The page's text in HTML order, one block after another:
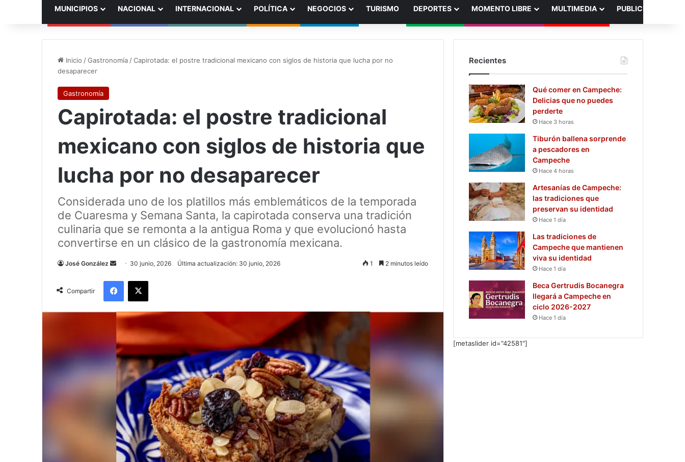
MUNICIPIOS NACIONAL INTERNACIONAL POLÍTICA NEGOCIOS TURISMO DEPORTES MOMENTO LIBRE MULTIMEDIA PUBLICIDAD
Inicio / Gastronomía / Capirotada: el postre tradicional mexicano con siglos de historia que lucha por no
desaparecer
Gastronomía
Capirotada: el postre tradicional
mexicano con siglos de historia que
lucha por no desaparecer
Considerada uno de los platillos más emblemáticos de la temporada
de Cuaresma y Semana Santa, la capirotada conserva una tradición
culinaria que se remonta a la antigua Roma y que evolucionó hasta
convertirse en un clásico de la gastronomía mexicana.
José González
Send
email
30 junio, 2026 Última actualización: 30 junio, 2026 1 2 minutos leído
Compartir
Facebook
X
Recientes
Qué comer en Campeche:
Delicias que no puedes
perderte
Hace 3 horas
Tiburón ballena sorprende
a pescadores en
Campeche
Hace 4 horas
Artesanías de Campeche:
las tradiciones que
preservan su identidad
Hace 1 día
Las tradiciones de
Campeche que mantienen
viva su identidad
Hace 1 día
Beca Gertrudis Bocanegra
llegará a Campeche en
ciclo 2026-2027
Hace 1 día
[metaslider id="42581"]